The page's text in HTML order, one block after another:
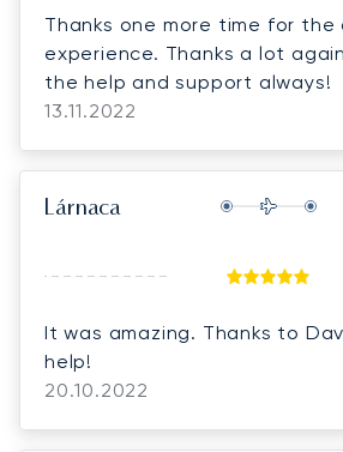
Thanks one more time for the
experience. Thanks a lot
the help and support always!
13.11.2022
Lárnaca
It was amazing. Thanks to
help!
20.10.2022